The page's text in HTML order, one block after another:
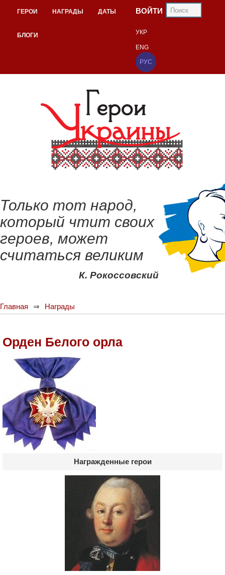
ГЕРОИ НАГРАДЫ ДАТЫ
БЛОГИ
ВОЙТИ
УКР
ENG
РУС
Только тот народ,
который чтит своих
героев, может
считаться великим
К. Рокоссовский
Главная Награды
Орден Белого орла
Награжденные герои